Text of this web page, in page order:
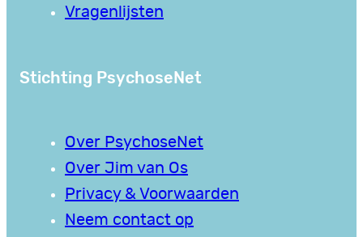
Vragenlijsten
Stichting PsychoseNet
Over PsychoseNet
Over Jim van Os
Privacy & Voorwaarden
Neem contact op